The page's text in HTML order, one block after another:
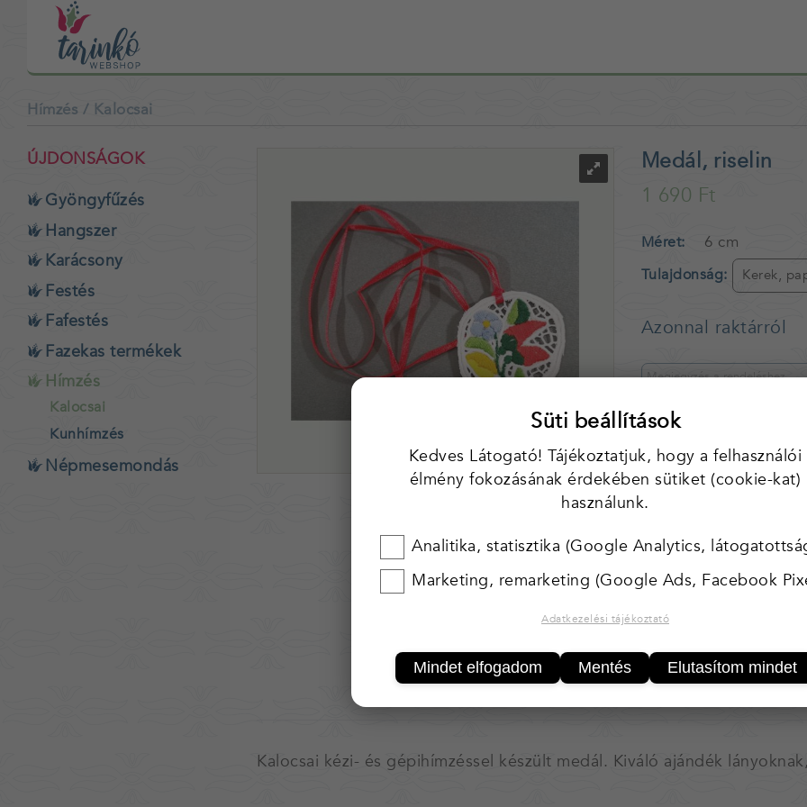
Hímzés / Kalocsai
Medál, riselin
1 690 Ft
Méret 6 cm
Tulajdonság Kerek,
Azonnal raktárról
25 000 Ft felett*
Tárgyaink egyedi,
egyforma.
Amennyiben több darab
Ha valamelyik tárgyból
Kínálatunk folymatosan
Kalocsai kézi- és gépihímzéssel készült medál. Kiváló ajándék
ÚJDONSÁGOK
Gyöngyfűzés
Hangszer
Karácsony
Festés
Fafestés
Fazekas termékek
Hímzés
Kalocsai
Kunhímzés
Népmesemondás
Süti beállítások
Kedves Látogató! Tájékoztatjuk, hogy a felhasználói
élmény fokozásának érdekében sütiket (cookie-kat)
használunk.
Analitika, statisztika (Google Analytics,
Marketing, remarketing (Google Ads, Facebook
Adatkezelési tájékoztató
Mindet elfogadom Mentés Elutasítom mindet